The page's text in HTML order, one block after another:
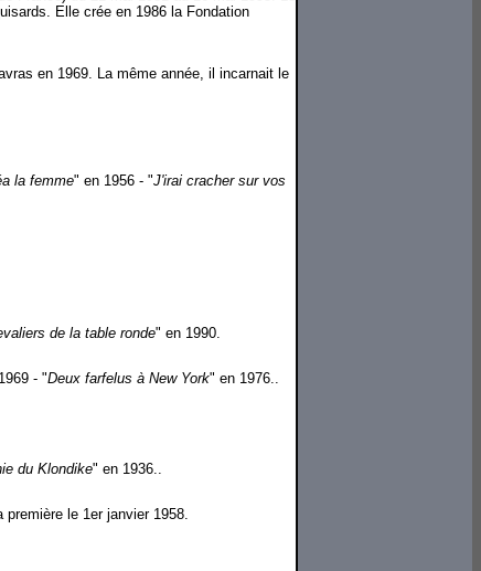
Elle crée en 1986 la Fondation
en 1969. La même année, il incarnait le
la femme" en 1956 - "J'irai cracher sur vos
de la table ronde" en 1990.
- "Deux farfelus à New York" en 1976..
du Klondike" en 1936..
première le 1er janvier 1958.